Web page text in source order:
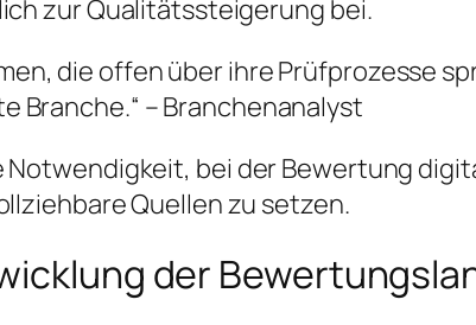
zur Qualitätssteigerung bei.
die offen über ihre Prüfprozesse
Branche.“ – Branchenanalyst
bei der Bewertung
Quellen zu setzen.
der